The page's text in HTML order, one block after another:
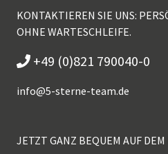
KONTAKTIEREN SIE UNS:
OHNE WARTESCHLEIFE.
+49 (0)821 790040-0
info@5-sterne-team.de
JETZT GANZ BEQUEM AUF